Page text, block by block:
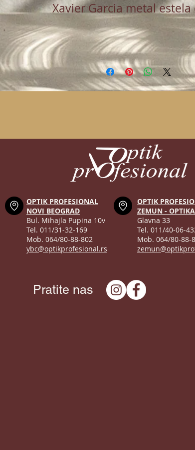
Xavier Garcia metal estela
OPTIK PROFESIONAL
NOVI BEOGRAD
Bul. Mihajla Pupina 10v
Tel. 011/31-32-169
Mob. 064/80-88-802
ybc@optikprofesional.rs
OPTIK
ZEMUN - OPTIKA
Glavna 33
Tel. 011/40-06-
Mob. 064/80-88-
Pratite nas